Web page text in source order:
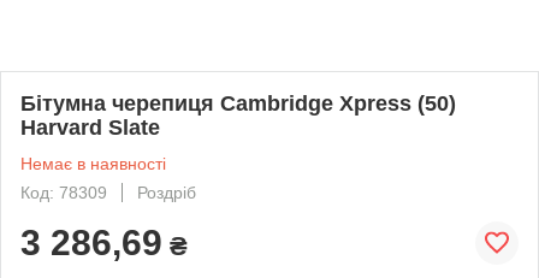
Бітумна черепиця Cambridge Xpress (50)
Harvard Slate
Немає в наявності
Код: 78309
Роздріб
3 286,69 ₴